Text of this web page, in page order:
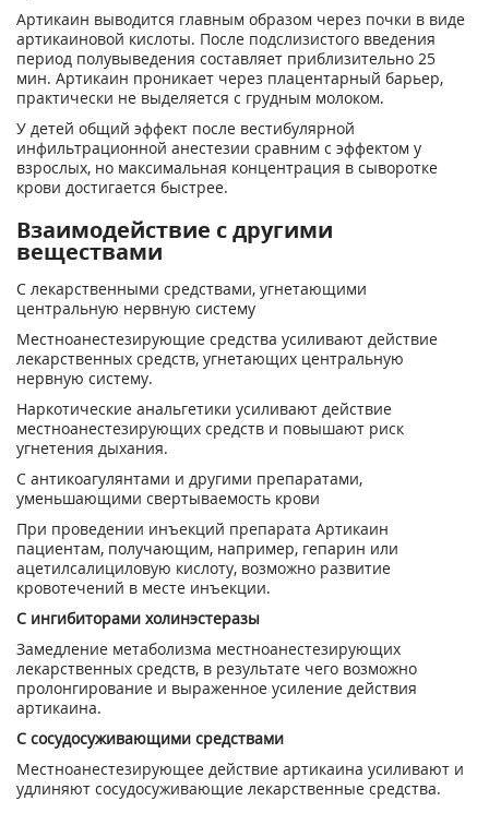
Артикаин выводится главным образом через почки в виде
артикаиновой кислоты. После подслизистого введения
период полувыведения составляет приблизительно 25
мин. Артикаин проникает через плацентарный барьер,
практически не выделяется с грудным молоком.
У детей общий эффект после вестибулярной
инфильтрационной анестезии сравним с эффектом у
взрослых, но максимальная концентрация в сыворотке
крови достигается быстрее.
Взаимодействие с другими
веществами
С лекарственными средствами, угнетающими
центральную нервную систему
Местноанестезирующие средства усиливают действие
лекарственных средств, угнетающих центральную
нервную систему.
Наркотические анальгетики усиливают действие
местноанестезирующих средств и повышают риск
угнетения дыхания.
С антикоагулянтами и другими препаратами,
уменьшающими свертываемость крови
При проведении инъекций препарата Артикаин
пациентам, получающим, например, гепарин или
ацетилсалициловую кислоту, возможно развитие
кровотечений в месте инъекции.
С ингибиторами холинэстеразы
Замедление метаболизма местноанестезирующих
лекарственных средств, в результате чего возможно
пролонгирование и выраженное усиление действия
артикаина.
С сосудосуживающими средствами
Местноанестезирующее действие артикаина усиливают и
удлиняют сосудосуживающие лекарственные средства.